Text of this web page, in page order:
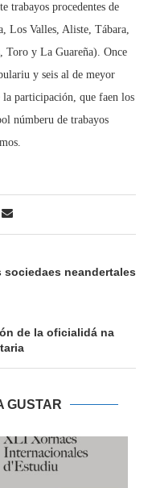
trabayos procedentes de
Los Valles, Aliste, Tábara,
Toro y La Guareña). Once
y seis al de meyor
participación, que faen los
númberu de trabayos
sociedaes neandertales
de la oficialidá na
GUSTAR